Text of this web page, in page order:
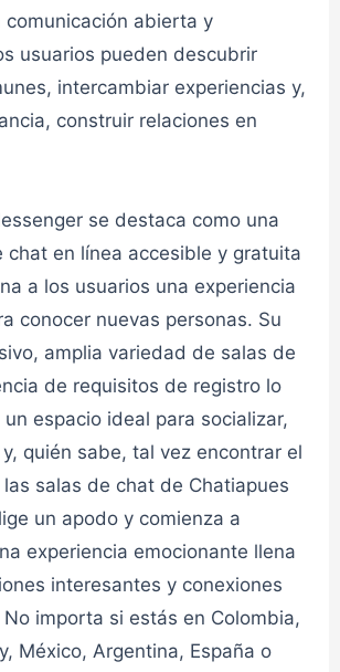
PAREJA 👮admin
👮admin
Novios 2✔
👮admin
Adolecente 1✔
👮admin
Adolecente 2✔
comunicación abierta y
usuarios pueden descubrir
intercambiar experiencias y,
construir relaciones en
se destaca como una
chat en línea accesible y gratuita
a los usuarios una experiencia
conocer nuevas personas. Su
amplia variedad de salas de
de requisitos de registro lo
espacio ideal para socializar,
quién sabe, tal vez encontrar el
las salas de chat de Chatiapues
un apodo y comienza a
experiencia emocionante llena
interesantes y conexiones
importa si estás en Colombia,
México, Argentina, España o